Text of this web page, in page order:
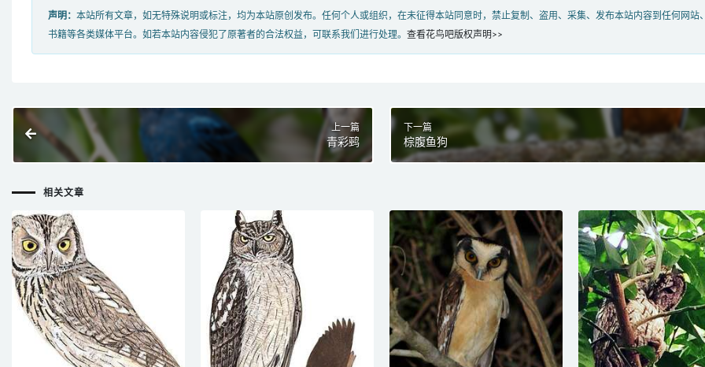
声明： 本站所有文章，如无特殊说明或标注，均为本站原创发布。任何个人或组织，在未征得本站同意时，禁止复制、盗用、采集、发布本站内容到任何网站
书籍等各类媒体平台。如若本站内容侵犯了原著者的合法权益，可联系我们进行处理。 查看花鸟吧版权声明>>
上一篇
青彩鹀
下一篇
棕腹鱼狗
相关文章